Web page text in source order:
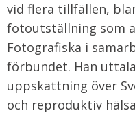
vid flera tillfällen,
fotoutställning som
Fotografiska i
förbundet. Han
uppskattning över
och reproduktiv